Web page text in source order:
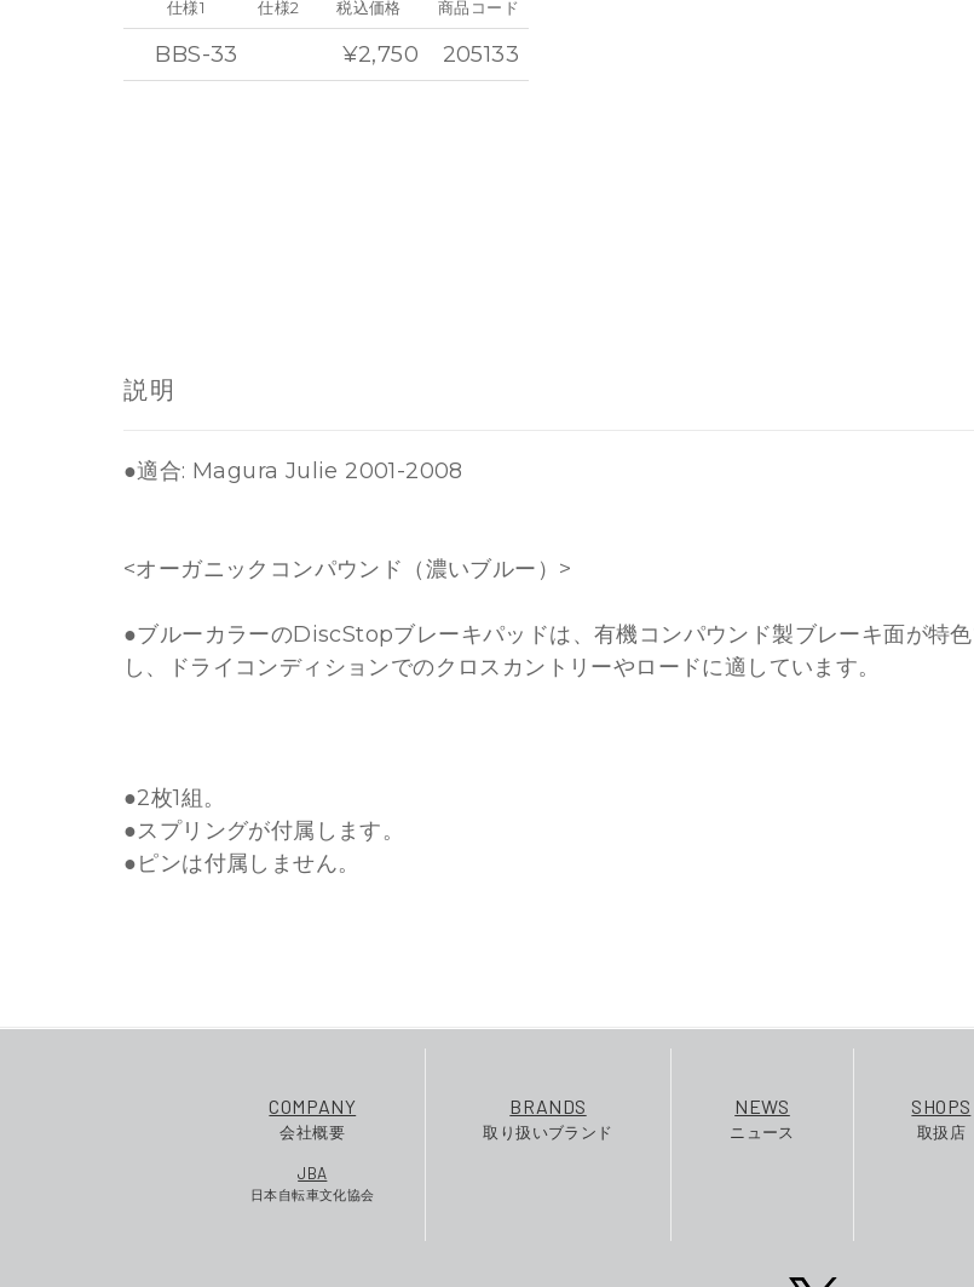
仕様1
BBS-33
仕様2 税込価格
¥2,750
商品コード
205133
説明
●適合: Magura Julie 2001-2008
<オーガニックコンパウンド（濃いブルー）>
●ブルーカラーのDiscStopブレーキパッドは、有機コンパウンド製ブレーキ面が特
し、ドライコンディションでのクロスカントリーやロードに適しています。
●2枚1組。
●スプリングが付属します。
●ピンは付属しません。
COMPANY
会社概要
JBA
日本自転車文化協会
BRANDS
取り扱いブランド
NEWS
ニュース
SHOPS
取扱店